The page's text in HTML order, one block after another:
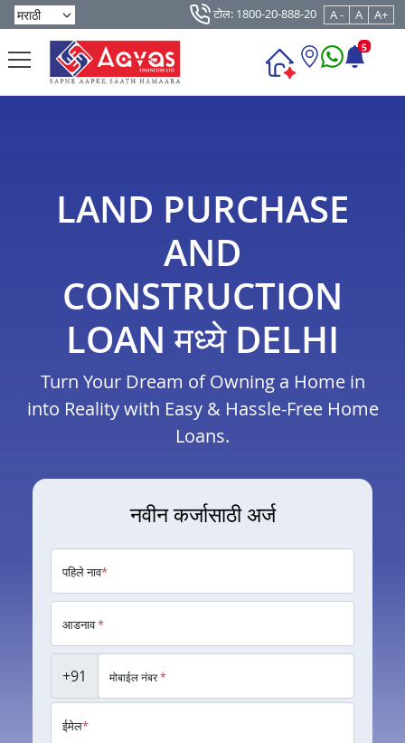
टोल: 1800-20-888-20 A - A A+
5
LAND PURCHASE
AND
CONSTRUCTION
LOAN मध्ये DELHI
Turn Your Dream of Owning a Home in
into Reality with Easy & Hassle-Free Home
Loans.
नवीन कर्जासाठी अर्ज
पहिले नाव*
आडनाव*
+91 मोबाईल नंबर*
ईमेल*